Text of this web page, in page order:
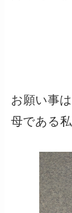
お願い事は
母である